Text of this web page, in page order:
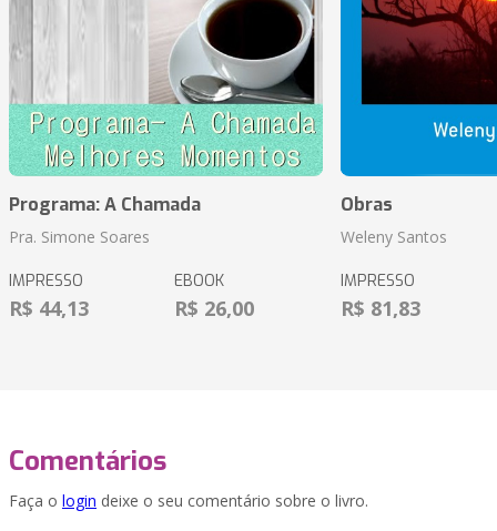
Programa: A Chamada
Pra. Simone Soares
IMPRESSO
R$ 44,13
EBOOK
R$ 26,00
Obras
Weleny Santos
IMPRESSO
R$ 81,83
Comentários
Faça o login deixe o seu comentário sobre o livro.